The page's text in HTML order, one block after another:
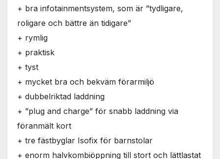
+ bra infotainmentsystem, som är ”tydligare,
roligare och bättre än tidigare”
+ rymlig
+ praktisk
+ tyst
+ mycket bra och bekväm förarmiljö
+ dubbelriktad laddning
+ ”plug and charge” för snabb laddning via
föranmält kort
+ tre fästbyglar Isofix för barnstolar
+ enorm halvkombiöppning till stort och lättlastat